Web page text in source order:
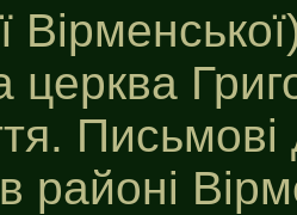
церква
районі